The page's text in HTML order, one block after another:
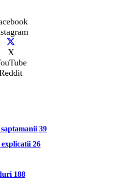
X
39
26
188